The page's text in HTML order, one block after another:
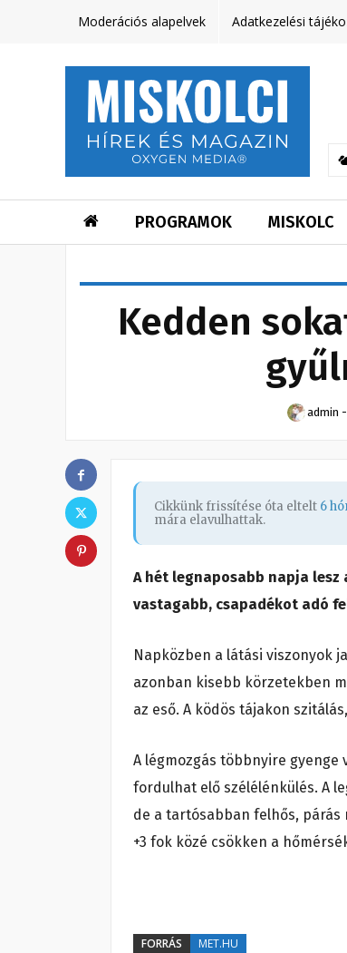
Moderációs alapelvek Adatkezelési
PROGRAMOK MISKOLC
Kedden
admin -
Cikkünk frissítése óta eltelt 6
mára elavulhattak.
A hét legnaposabb napja lesz
vastagabb, csapadékot adó
Napközben a látási viszonyok
azonban kisebb körzetekben
az eső. A ködös tájakon
A légmozgás többnyire
fordulhat elő szélélénkülés. A
de a tartósabban felhős, párás
+3 fok közé csökken a
FORRÁS
MET.HU